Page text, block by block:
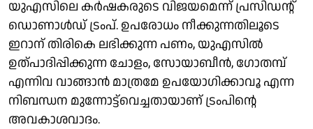
യുഎസിലെ കര്‍ഷകരുടെ വിജയമെന്ന് പ്രസിഡന്റ്
ഡൊണാള്‍ഡ് ട്രംപ്. ഉപരോധം നീക്കുന്നതിലൂടെ
ഇറാന് തിരികെ ലഭിക്കുന്ന പണം, യുഎസില്‍
ഉത്പാദിപ്പിക്കുന്ന ചോളം, സോയാബീന്‍, ഗോതമ്പ്
എന്നിവ വാങ്ങാന്‍ മാത്രമേ ഉപയോഗിക്കാവൂ എന്ന
നിബന്ധന മുന്നോട്ട്‌വെച്ചതായാണ് ട്രംപിന്റെ
അവകാശവാദം.